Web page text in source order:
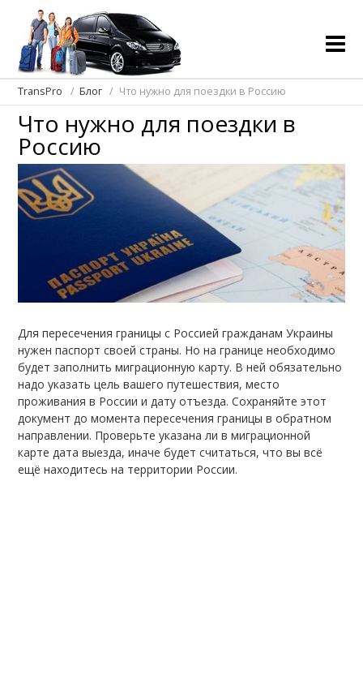
TransPro Блог Что нужно для поездки в Россию
Что нужно для поездки в
Россию
Для пересечения границы с Россией гражданам Украины
нужен паспорт своей страны. Но на границе необходимо
будет заполнить миграционную карту. В ней обязательно
надо указать цель вашего путешествия, место
проживания в России и дату отъезда. Сохраняйте этот
документ до момента пересечения границы в обратном
направлении. Проверьте указана ли в миграционной
карте дата выезда, иначе будет считаться, что вы всё
ещё находитесь на территории России.